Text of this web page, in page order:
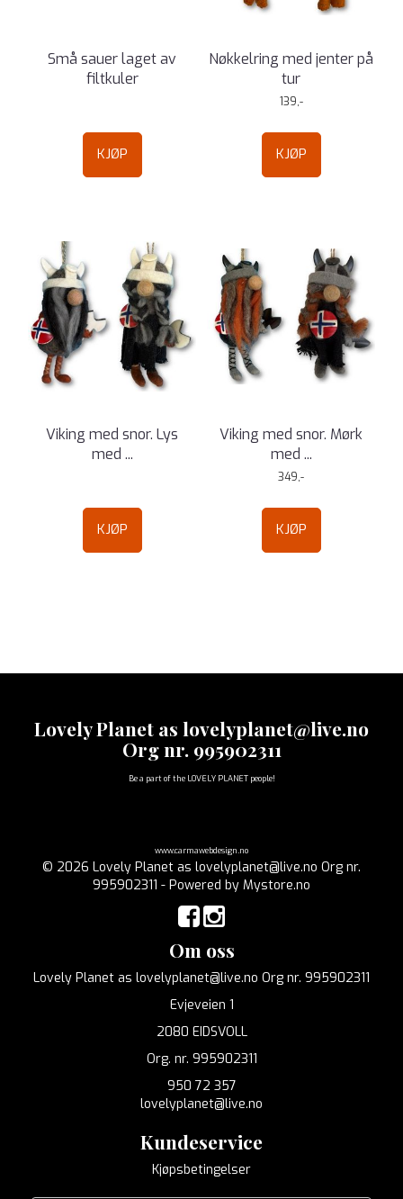
Små sauer laget av
filtkuler
KJØP
Nøkkelring med jenter på
tur
139,-
KJØP
Viking med snor. Lys
med ...
KJØP
Viking med snor. Mørk
med ...
349,-
KJØP
Lovely Planet as lovelyplanet@live.no
Org nr. 995902311
Be a part of the LOVELY PLANET people!
www.carmawebdesign.no
© 2026 Lovely Planet as lovelyplanet@live.no Org nr.
995902311 - Powered by Mystore.no
Om oss
Lovely Planet as lovelyplanet@live.no Org nr. 995902311
Evjeveien 1
2080 EIDSVOLL
Org. nr. 995902311
950 72 357
lovelyplanet@live.no
Kundeservice
Kjøpsbetingelser